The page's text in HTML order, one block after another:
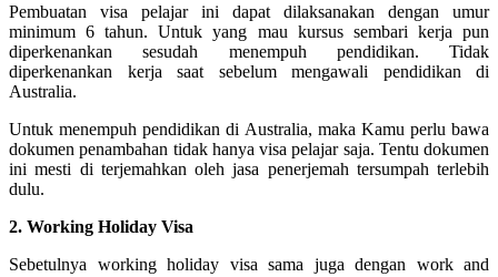
Pembuatan visa pelajar ini dapat dilaksanakan dengan umur
minimum 6 tahun. Untuk yang mau kursus sembari kerja pun
diperkenankan sesudah menempuh pendidikan. Tidak
diperkenankan kerja saat sebelum mengawali pendidikan di
Australia.
Untuk menempuh pendidikan di Australia, maka Kamu perlu bawa
dokumen penambahan tidak hanya visa pelajar saja. Tentu dokumen
ini mesti di terjemahkan oleh jasa penerjemah tersumpah terlebih
dulu.
2. Working Holiday Visa
Sebetulnya working holiday visa sama juga dengan work and